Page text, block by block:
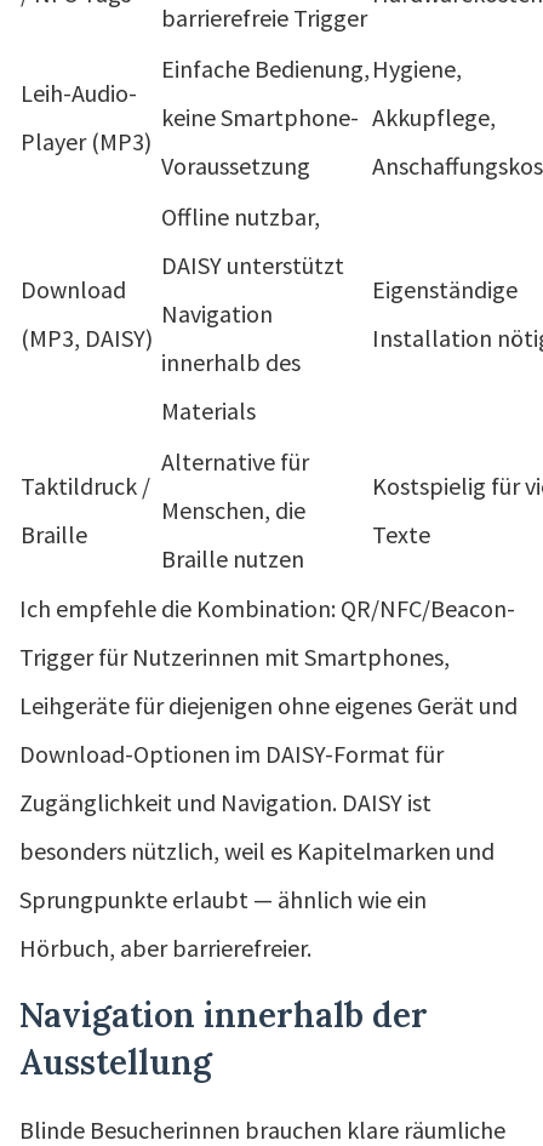
barrierefreie Trigger
Leih-Audio-
Player (MP3)
Einfache Bedienung,
keine Smartphone-
Voraussetzung
Hygiene,
Akkupflege,
Download
(MP3, DAISY)
Offline nutzbar,
DAISY unterstützt
Navigation
innerhalb des
Materials
Eigenständige
Installation
Taktildruck /
Braille
Alternative für
Menschen, die
Braille nutzen
Kostspielig für
Texte
Ich empfehle die Kombination: QR/NFC/Beacon-
Trigger für Nutzerinnen mit Smartphones,
Leihgeräte für diejenigen ohne eigenes Gerät und
Download-Optionen im DAISY-Format für
Zugänglichkeit und Navigation. DAISY ist
besonders nützlich, weil es Kapitelmarken und
Sprungpunkte erlaubt — ähnlich wie ein
Hörbuch, aber barrierefreier.
Navigation innerhalb der
Ausstellung
Blinde Besucherinnen brauchen klare räumliche